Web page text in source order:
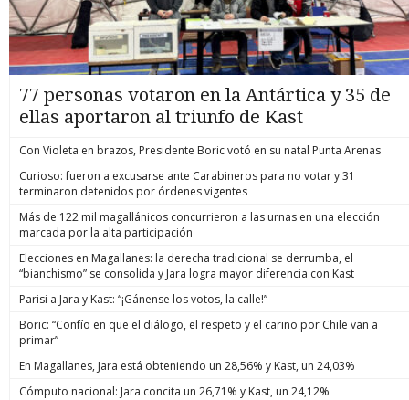
77 personas votaron en la Antártica y 35 de
ellas aportaron al triunfo de Kast
Con Violeta en brazos, Presidente Boric votó en su natal Punta Arenas
Curioso: fueron a excusarse ante Carabineros para no votar y 31
terminaron detenidos por órdenes vigentes
Más de 122 mil magallánicos concurrieron a las urnas en una elección
marcada por la alta participación
Elecciones en Magallanes: la derecha tradicional se derrumba, el
“bianchismo” se consolida y Jara logra mayor diferencia con Kast
Parisi a Jara y Kast: “¡Gánense los votos, la calle!”
Boric: “Confío en que el diálogo, el respeto y el cariño por Chile van a
primar”
En Magallanes, Jara está obteniendo un 28,56% y Kast, un 24,03%
Cómputo nacional: Jara concita un 26,71% y Kast, un 24,12%